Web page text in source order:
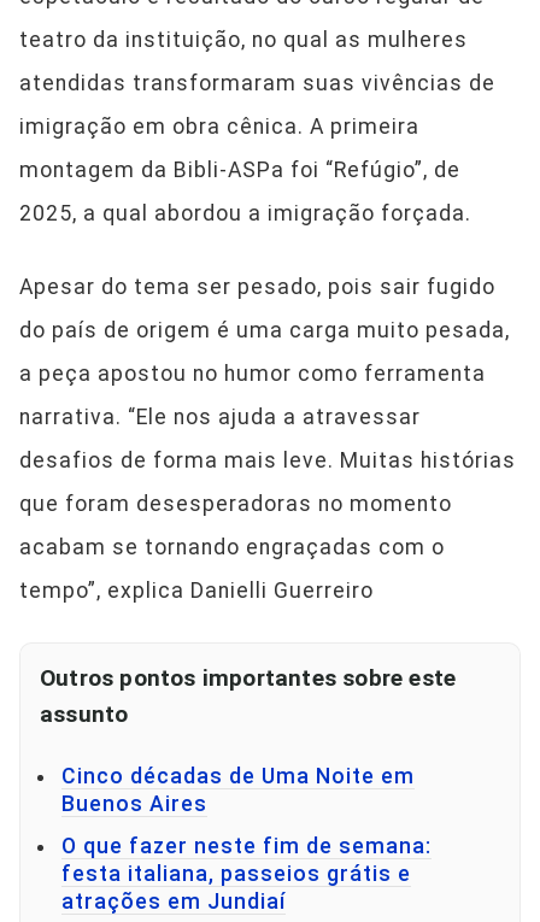
teatro da instituição, no qual as mulheres
atendidas transformaram suas vivências de
imigração em obra cênica. A primeira
montagem da Bibli-ASPa foi “Refúgio”, de
2025, a qual abordou a imigração forçada.
Apesar do tema ser pesado, pois sair fugido
do país de origem é uma carga muito pesada,
a peça apostou no humor como ferramenta
narrativa. “Ele nos ajuda a atravessar
desafios de forma mais leve. Muitas histórias
que foram desesperadoras no momento
acabam se tornando engraçadas com o
tempo”, explica Danielli Guerreiro
Outros pontos importantes sobre este
assunto
Cinco décadas de Uma Noite em
Buenos Aires
O que fazer neste fim de semana:
festa italiana, passeios grátis e
atrações em Jundiaí